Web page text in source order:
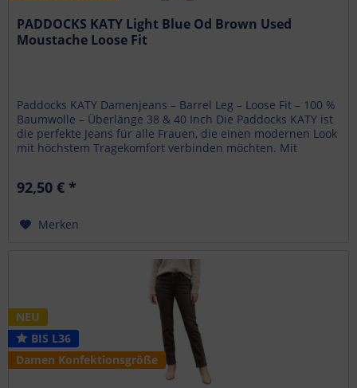
PADDOCKS KATY Light Blue Od Brown Used
Moustache Loose Fit
Paddocks KATY Damenjeans – Barrel Leg – Loose Fit – 100 %
Baumwolle – Überlänge 38 & 40 Inch Die Paddocks KATY ist
die perfekte Jeans für alle Frauen, die einen modernen Look
mit höchstem Tragekomfort verbinden möchten. Mit
92,50 € *
Merken
NEU
BIS L36
Damen Konfektionsgröße